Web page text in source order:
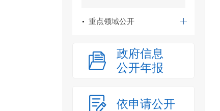
重点领域公开
政府信息
公开年报
依申请公开